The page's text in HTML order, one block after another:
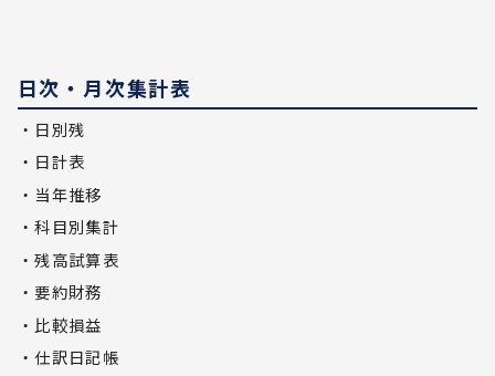
日次・月次集計表
・日別残
・日計表
・当年推移
・科目別集計
・残高試算表
・要約財務
・比較損益
・仕訳日記帳